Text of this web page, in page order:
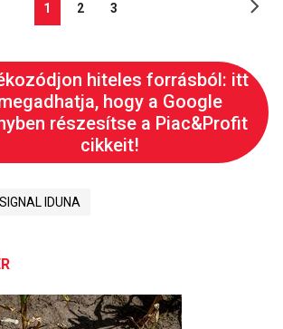
1 2 3
hiteles forrásból: itt
hogy a Google
részesítse a Piac&Profit
cikkeit!
SIGNAL IDUNA